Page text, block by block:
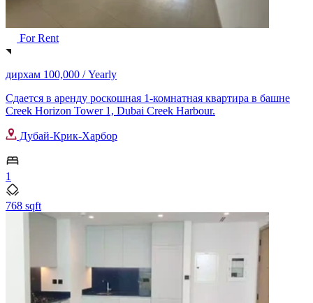
For Rent
дирхам 100,000 /Yearly
Сдается в аренду роскошная 1-комнатная квартира в башне
Creek Horizon Tower 1, Dubai Creek Harbour.
Дубай-Крик-Харбор
1
768 sqft